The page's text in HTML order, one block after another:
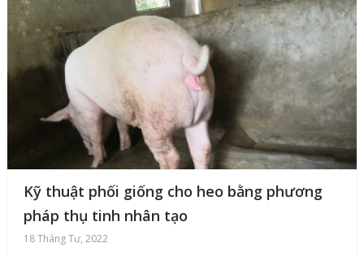
Kỹ thuật phối giống cho heo bằng phương
pháp thụ tinh nhân tạo
18 Tháng Tư, 2022